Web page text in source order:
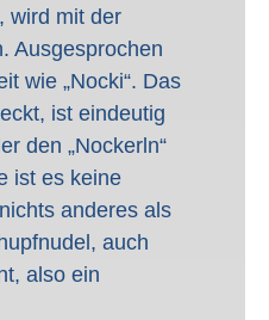
wird mit der
Ausgesprochen
wie „Nocki“. Das
ist eindeutig
den „Nockerln“
ist es keine
anderes als
auch
also ein